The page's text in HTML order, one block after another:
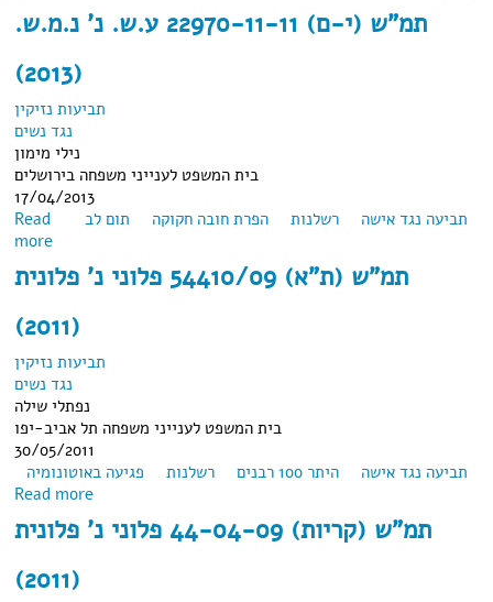
תמ"ש (י-ם) 22970-11-11 ע.ש. נ' נ.מ.ש.
(2013)
תביעות נזיקין
נגד נשים
נילי מימון
בית המשפט לענייני משפחה בירושלים
17/04/2013
תביעה נגד אישה
רשלנות הפרת חובה חקוקה תום לב
Read
more
תמ"ש (ת"א) 54410/09 פלוני נ' פלונית
(2011)
תביעות נזיקין
נגד נשים
נפתלי שילה
בית המשפט לענייני משפחה תל אביב-יפו
30/05/2011
תביעה נגד אישה
היתר 100 רבנים רשלנות
פגיעה באוטונומיה
Read more
תמ"ש (קריות) 44-04-09 פלוני נ' פלונית
(2011)